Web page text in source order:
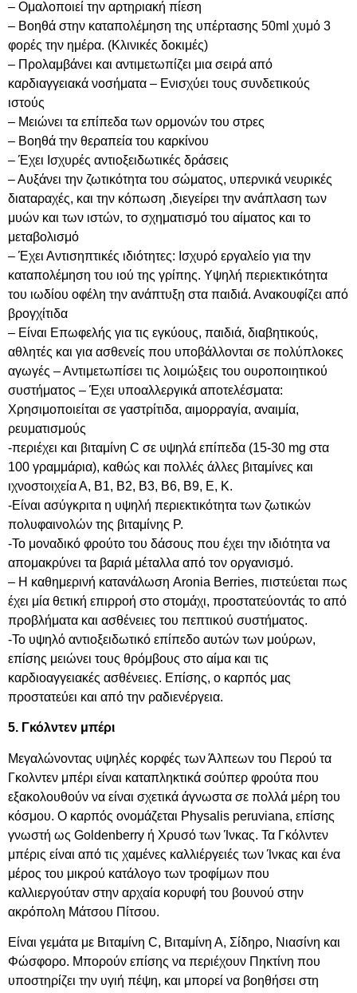
– Ομαλοποιεί την αρτηριακή πίεση
– Βοηθά στην καταπολέμηση της υπέρτασης 50ml χυμό 3
φορές την ημέρα. (Κλινικές δοκιμές)
– Προλαμβάνει και αντιμετωπίζει μια σειρά από
καρδιαγγειακά νοσήματα – Ενισχύει τους συνδετικούς
ιστούς
– Μειώνει τα επίπεδα των ορμονών του στρες
– Βοηθά την θεραπεία του καρκίνου
– Έχει Ισχυρές αντιοξειδωτικές δράσεις
– Αυξάνει την ζωτικότητα του σώματος, υπερνικά νευρικές
διαταραχές, και την κόπωση ,διεγείρει την ανάπλαση των
μυών και των ιστών, το σχηματισμό του αίματος και το
μεταβολισμό
– Έχει Αντισηπτικές ιδιότητες: Ισχυρό εργαλείο για την
καταπολέμηση του ιού της γρίπης. Υψηλή περιεκτικότητα
του ιωδίου οφέλη την ανάπτυξη στα παιδιά. Ανακουφίζει από
βρογχίτιδα
– Είναι Επωφελής για τις εγκύους, παιδιά, διαβητικούς,
αθλητές και για ασθενείς που υποβάλλονται σε πολύπλοκες
αγωγές – Αντιμετωπίσει τις λοιμώξεις του ουροποιητικού
συστήματος – Έχει υποαλλεργικά αποτελέσματα:
Χρησιμοποιείται σε γαστρίτιδα, αιμορραγία, αναιμία,
ρευματισμούς
-περιέχει και βιταμίνη C σε υψηλά επίπεδα (15-30 mg στα
100 γραμμάρια), καθώς και πολλές άλλες βιταμίνες και
ιχνοστοιχεία Α, Β1, Β2, Β3, Β6, Β9, Ε, Κ.
-Είναι ασύγκριτα η υψηλή περιεκτικότητα των ζωτικών
πολυφαινολών της βιταμίνης P.
-Το μοναδικό φρούτο του δάσους που έχει την ιδιότητα να
απομακρύνει τα βαριά μέταλλα από τον οργανισμό.
– Η καθημερινή κατανάλωση Aronia Berries, πιστεύεται πως
έχει μία θετική επιρροή στο στομάχι, προστατεύοντάς το από
προβλήματα και ασθένειες του πεπτικού συστήματος.
-Το υψηλό αντιοξειδωτικό επίπεδο αυτών των μούρων,
επίσης μειώνει τους θρόμβους στο αίμα και τις
καρδιοαγγειακές ασθένειες. Επίσης, ο καρπός μας
προστατεύει και από την ραδιενέργεια.
5. Γκόλντεν μπέρι
Μεγαλώνοντας υψηλές κορφές των Άλπεων του Περού τα
Γκολντεν μπέρι είναι καταπληκτικά σούπερ φρούτα που
εξακολουθούν να είναι σχετικά άγνωστα σε πολλά μέρη του
κόσμου. Ο καρπός ονομάζεται Physalis peruviana, επίσης
γνωστή ως Goldenberry ή Χρυσό των Ίνκας. Τα Γκόλντεν
μπέρις είναι από τις χαμένες καλλιέργειές των Ίνκας και ένα
μέρος του μικρού κατάλογο των τροφίμων που
καλλιεργούταν στην αρχαία κορυφή του βουνού στην
ακρόπολη Μάτσου Πίτσου.
Είναι γεμάτα με Βιταμίνη C, Βιταμίνη Α, Σίδηρο, Νιασίνη και
Φώσφορο. Μπορούν επίσης να περιέχουν Πηκτίνη που
υποστηρίζει την υγιή πέψη, και μπορεί να βοηθήσει στη